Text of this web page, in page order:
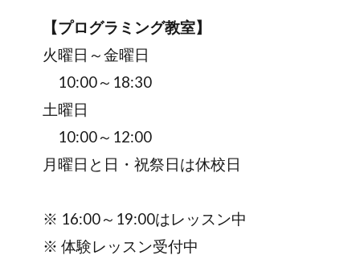
【プログラミング教室】
火曜日～金曜日
10:00～18:30
土曜日
10:00～12:00
月曜日と日・祝祭日は休校日
※ 16:00～19:00はレッスン中
※ 体験レッスン受付中